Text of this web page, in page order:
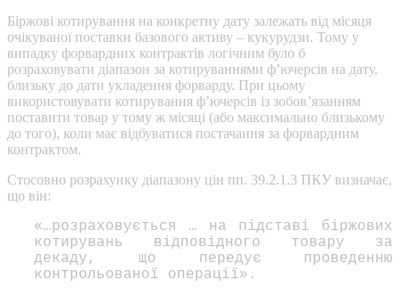
Біржові котирування на конкретну дату залежать від місяця
очікуваної поставки базового активу – кукурудзи. Тому у
випадку форвардних контрактів логічним було б
розраховувати діапазон за котируваннями ф’ючерсів на дату,
близьку до дати укладення форварду. При цьому
використовувати котирування ф’ючерсів із зобов’язанням
поставити товар у тому ж місяці (або максимально близькому
до того), коли має відбуватися постачання за форвардним
контрактом.
Стосовно розрахунку діапазону цін пп. 39.2.1.3 ПКУ визначає,
що він:
«…розраховується … на підставі біржових
котирувань відповідного товару за
декаду, що передує проведенню
контрольованої операції».